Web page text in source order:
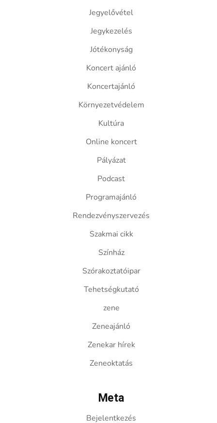
Jegyelővétel
Jegykezelés
Jótékonyság
Koncert ajánló
Koncertajánló
Környezetvédelem
Kultúra
Online koncert
Pályázat
Podcast
Programajánló
Rendezvényszervezés
Szakmai cikk
Színház
Szórakoztatóipar
Tehetségkutató
zene
Zeneajánló
Zenekar hírek
Zeneoktatás
Meta
Bejelentkezés